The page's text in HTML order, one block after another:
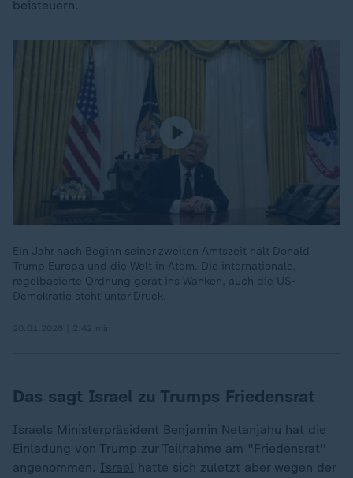
beisteuern.
Ein Jahr nach Beginn seiner zweiten Amtszeit hält Donald
Trump Europa und die Welt in Atem. Die internationale,
regelbasierte Ordnung gerät ins Wanken, auch die US-
Demokratie steht unter Druck.
Das sagt Israel zu Trumps Friedensrat
Israels Ministerpräsident Benjamin Netanjahu hat die
Einladung von Trump zur Teilnahme am "Friedensrat"
angenommen. Israel hatte sich zuletzt aber wegen der